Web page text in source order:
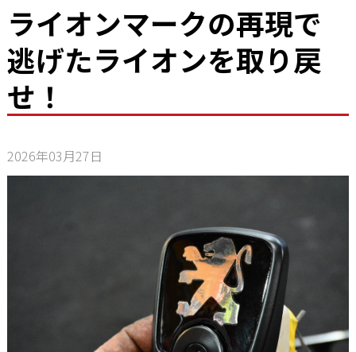
レッドポイントパーツ
その他サービス
ライオンマークの再現で
逃げたライオンを取り戻
せ！
2026年03月27日